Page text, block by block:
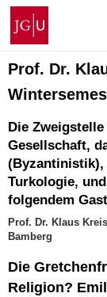
Zum
Inhalt
springen
Johannes
Gutenberg-
Universität
Mainz
Prof. Dr.
Die
Gesellschaft,
(Byzantinistik),
Turkologie,
folgendem
Prof. Dr. Klaus
Bamberg
Die
Religion?